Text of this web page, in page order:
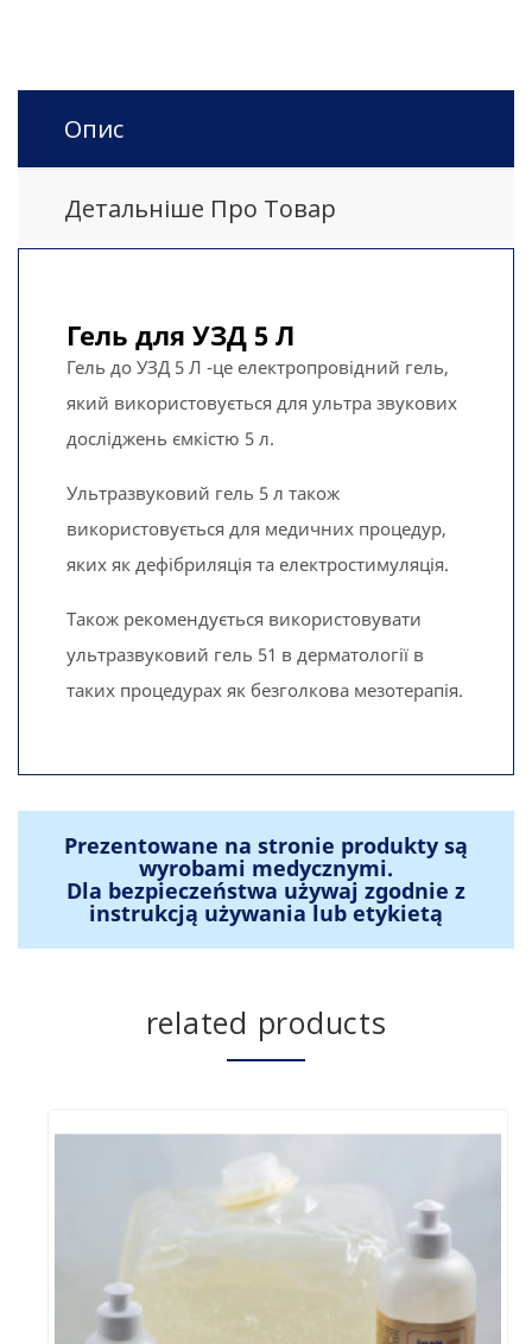
Опис
Детальніше Про Товар
Гель для УЗД 5 Л
Гель до УЗД 5 Л -це електропровідний гель,
який використовується для ультра звукових
досліджень ємкістю 5 л.
Ультразвуковий гель 5 л також
використовується для медичних процедур,
яких як дефібриляція та електростимуляція.
Також рекомендується використовувати
ультразвуковий гель 51 в дерматології в
таких процедурах як безголкова мезотерапія.
Prezentowane na stronie produkty są
wyrobami medycznymi.
Dla bezpieczeństwa używaj zgodnie z
instrukcją używania lub etykietą
related products